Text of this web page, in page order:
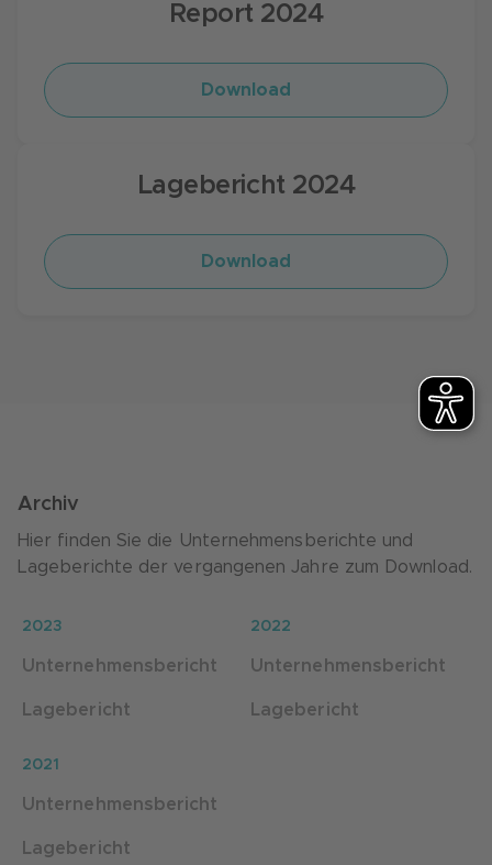
Report 2024
Download
Lagebericht 2024
Download
Archiv
Hier finden Sie die Unternehmensberichte und
Lageberichte der vergangenen Jahre zum Download.
2023
Unternehmensbericht
Lagebericht
2022
Unternehmensbericht
Lagebericht
2021
Unternehmensbericht
Lagebericht